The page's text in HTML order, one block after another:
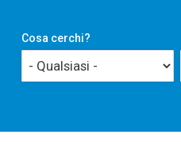
Cosa cerchi?